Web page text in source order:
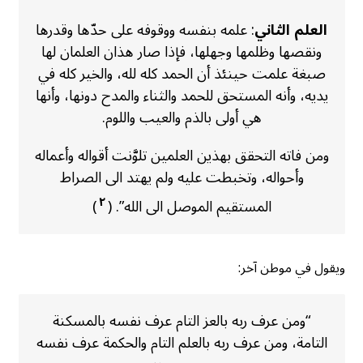
العلم الثاني: علمه بنفسه ووقوفه على حدّها وقدرها
ونقصها وظلمها وجهلها، فإذا صار هذان العلمان لها
صبغة علمت حينئذ أن الحمد كله لله، والخير كله في
يديه، وأنه المستحق للحمد والثناء والمدح دونها، وأنها
هي أولى بالذم والعيب واللوم.
ومن فاته التحقق بهذين العلمين تلوَّنت أقواله وأعماله
وأحواله، وتخبطت عليه ولم يهتد الى الصراط
المستقيم الموصل الى الله”. (٢)
ويقول في موطن آخر:
“ومن عرف ربه بالعز التام عرف نفسه بالمسكنة
التامة، ومن عرف ربه بالعلم التام والحكمة عرف نفسه